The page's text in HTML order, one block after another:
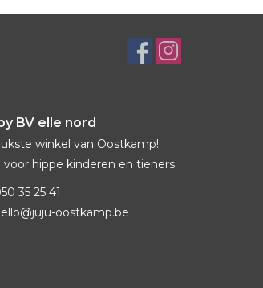
BV elle nord
winkel van Oostkamp!
voor hippe kinderen en tieners.
35 25 41
oostkamp.be